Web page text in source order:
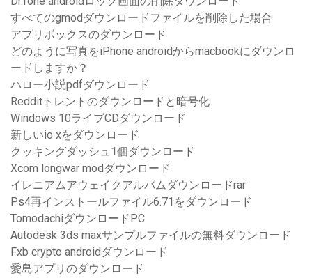
すべてのgmodダウンロードファイルを削除した場合
アプリボックスのダウンロード
どのように写真をiPhone androidからmacbookにダウンロ
ードしますか？
ハロー小説pdfダウンロード
Redditトレントのダウンロードと暗号化
Windows 10ライブCDダウンロード
新しいio xをダウンロード
クッキングダッシュ1個ダウンロード
Xcom longwar modダウンロード
イレニアムアウェイクアルバムダウンロードrar
Ps4再インストールファイル6.71をダウンロード
TomodachiダウンロードPC
Autodesk 3ds maxサンプルファイルの無料ダウンロード
Fxb crypto androidダウンロード
愛島アプリのダウンロード